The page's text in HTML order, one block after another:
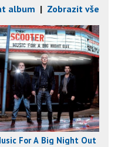
album | Zobrazit vše
For A Big Night Out